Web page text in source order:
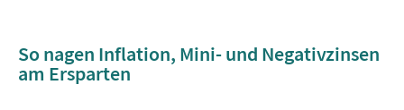
So nagen Inflation, Mini- und Negativzinsen
am Ersparten